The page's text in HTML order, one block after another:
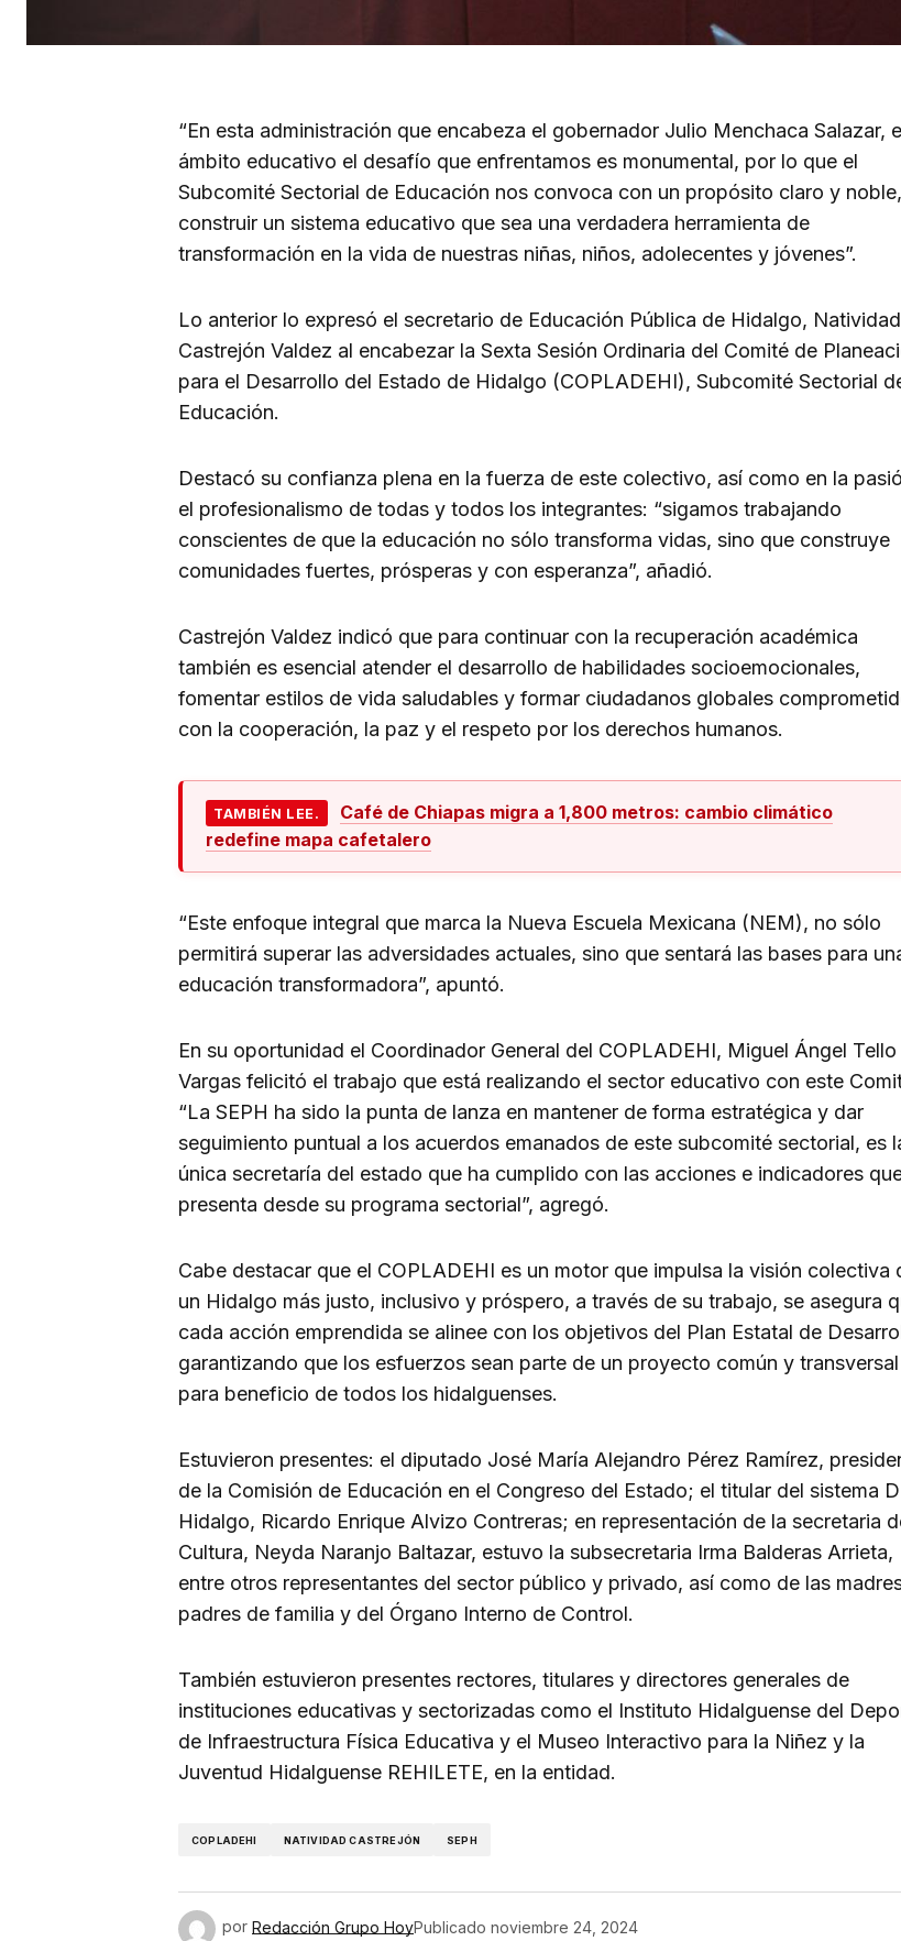
“En esta administración que encabeza el gobernador Julio Menchaca Salazar,
ámbito educativo el desafío que enfrentamos es monumental, por lo que el
Subcomité Sectorial de Educación nos convoca con un propósito claro y noble,
construir un sistema educativo que sea una verdadera herramienta de
transformación en la vida de nuestras niñas, niños, adolecentes y jóvenes”.
Lo anterior lo expresó el secretario de Educación Pública de Hidalgo, Natividad
Castrejón Valdez al encabezar la Sexta Sesión Ordinaria del Comité de
para el Desarrollo del Estado de Hidalgo (COPLADEHI), Subcomité Sectorial
Educación.
Destacó su confianza plena en la fuerza de este colectivo, así como en la
el profesionalismo de todas y todos los integrantes: “sigamos trabajando
conscientes de que la educación no sólo transforma vidas, sino que construye
comunidades fuertes, prósperas y con esperanza”, añadió.
Castrejón Valdez indicó que para continuar con la recuperación académica
también es esencial atender el desarrollo de habilidades socioemocionales,
fomentar estilos de vida saludables y formar ciudadanos globales
con la cooperación, la paz y el respeto por los derechos humanos.
TAMBIÉN LEE.
Café de Chiapas migra a 1,800 metros: cambio climático
redefine mapa cafetalero
“Este enfoque integral que marca la Nueva Escuela Mexicana (NEM), no sólo
permitirá superar las adversidades actuales, sino que sentará las bases para
educación transformadora”, apuntó.
En su oportunidad el Coordinador General del COPLADEHI, Miguel Ángel Tello
Vargas felicitó el trabajo que está realizando el sector educativo con este
“La SEPH ha sido la punta de lanza en mantener de forma estratégica y dar
seguimiento puntual a los acuerdos emanados de este subcomité sectorial, es
única secretaría del estado que ha cumplido con las acciones e indicadores
presenta desde su programa sectorial”, agregó.
Cabe destacar que el COPLADEHI es un motor que impulsa la visión colectiva
un Hidalgo más justo, inclusivo y próspero, a través de su trabajo, se asegura
cada acción emprendida se alinee con los objetivos del Plan Estatal de
garantizando que los esfuerzos sean parte de un proyecto común y transversal
para beneficio de todos los hidalguenses.
Estuvieron presentes: el diputado José María Alejandro Pérez Ramírez,
de la Comisión de Educación en el Congreso del Estado; el titular del sistema
Hidalgo, Ricardo Enrique Alvizo Contreras; en representación de la secretaria
Cultura, Neyda Naranjo Baltazar, estuvo la subsecretaria Irma Balderas Arrieta,
entre otros representantes del sector público y privado, así como de las
padres de familia y del Órgano Interno de Control.
También estuvieron presentes rectores, titulares y directores generales de
instituciones educativas y sectorizadas como el Instituto Hidalguense del
de Infraestructura Física Educativa y el Museo Interactivo para la Niñez y la
Juventud Hidalguense REHILETE, en la entidad.
COPLADEHI NATIVIDAD CASTREJÓN SEPH
por Redacción Grupo HoyPublicado noviembre 24, 2024